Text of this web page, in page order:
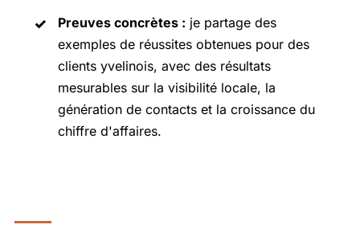
Preuves concrètes : je partage des
exemples de réussites obtenues pour des
clients yvelinois, avec des résultats
mesurables sur la visibilité locale, la
génération de contacts et la croissance du
chiffre d'affaires.